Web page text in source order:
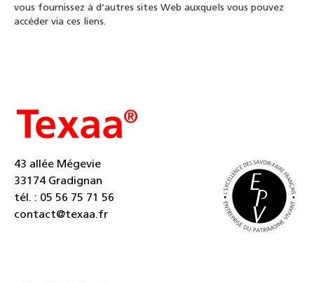
vous fournissez à d’autres sites Web auxquels vous pouvez
accéder via ces liens.
43 allée Mégevie
33174 Gradignan
tél. : 05 56 75 71 56
contact@texaa.fr